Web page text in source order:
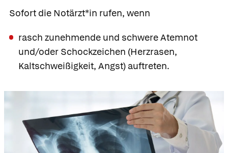
Sofort die Notärzt*in rufen, wenn
rasch zunehmende und schwere Atemnot
und/oder Schockzeichen (Herzrasen,
Kaltschweißigkeit, Angst) auftreten.